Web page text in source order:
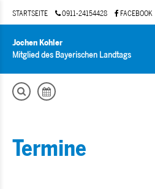
STARTSEITE 0911-24154428 FACEBOOK
Jochen Kohler
Mitglied des Bayerischen Landtags
Termine